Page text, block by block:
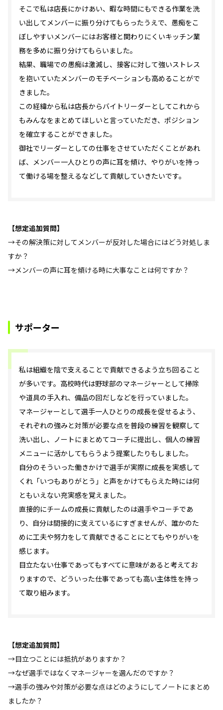
そこで私は店長にかけあい、暇な時間にもできる作業を洗
い出してメンバーに振り分けてもらったうえで、愚痴をこ
ぼしやすいメンバーにはお客様と関わりにくいキッチン業
務を多めに振り分けてもらいました。
結果、職場での愚痴は激減し、接客に対して強いストレス
を抱いていたメンバーのモチベーションも高めることがで
きました。
この経緯から私は店長からバイトリーダーとしてこれから
もみんなをまとめてほしいと言っていただき、ポジション
を確立することができました。
御社でリーダーとしての仕事をさせていただくことがあれ
ば、メンバー一人ひとりの声に耳を傾け、やりがいを持っ
て働ける場を整えるなどして貢献していきたいです。
【想定追加質問】
→その解決策に対してメンバーが反対した場合にはどう対処しま
すか？
→メンバーの声に耳を傾ける時に大事なことは何ですか？
サポーター
私は組織を陰で支えることで貢献できるよう立ち回ること
が多いです。高校時代は野球部のマネージャーとして掃除
や道具の手入れ、備品の回だしなどを行っていました。
マネージャーとして選手一人ひとりの成長を促せるよう、
それぞれの強みと対策が必要な点を普段の練習を観察して
洗い出し、ノートにまとめてコーチに提出し、個人の練習
メニューに活かしてもらうよう提案したりもしました。
自分のそういった働きかけで選手が実際に成長を実感して
くれ「いつもありがとう」と声をかけてもらえた時には何
ともいえない充実感を覚えました。
直接的にチームの成長に貢献したのは選手やコーチであ
り、自分は間接的に支えているにすぎませんが、誰かのた
めに工夫や努力をして貢献できることにとてもやりがいを
感じます。
目立たない仕事であってもすべてに意味があると考えてお
りますので、どういった仕事であっても高い主体性を持っ
て取り組みます。
【想定追加質問】
→目立つことには抵抗がありますか？
→なぜ選手ではなくマネージャーを選んだのですか？
→選手の強みや対策が必要な点はどのようにしてノートにまとめ
ましたか？